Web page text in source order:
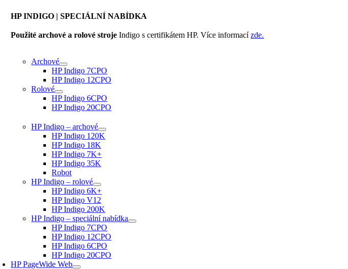
HP INDIGO | SPECIÁLNÍ NABÍDKA
Použité archové a rolové stroje Indigo s certifikátem HP. Více informacízde.
Archové
HP Indigo 7CPO
HP Indigo 12CPO
Rolové
HP Indigo 6CPO
HP Indigo 20CPO
HP Indigo – archové
HP Indigo 120K
HP Indigo 18K
HP Indigo 7K+
HP Indigo 35K
Robot
HP Indigo – rolové
HP Indigo 6K+
HP Indigo V12
HP Indigo 200K
HP Indigo – speciální nabídka
HP Indigo 7CPO
HP Indigo 12CPO
HP Indigo 6CPO
HP Indigo 20CPO
HP PageWide Web